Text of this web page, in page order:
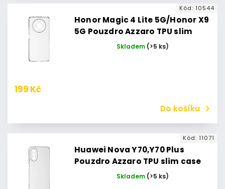
Honor Magic 4 Lite 5G/Honor X9
5G Pouzdro Azzaro TPU slim
Honor Magic 4 Lite 5G
Skladem (>5 ks)
199 Kč
Do košíku
Kód: 10544
Huawei Nova Y70,Y70 Plus
Pouzdro Azzaro TPU slim case
Huawei Nova Y70
Skladem (>5 ks)
Kód: 11071